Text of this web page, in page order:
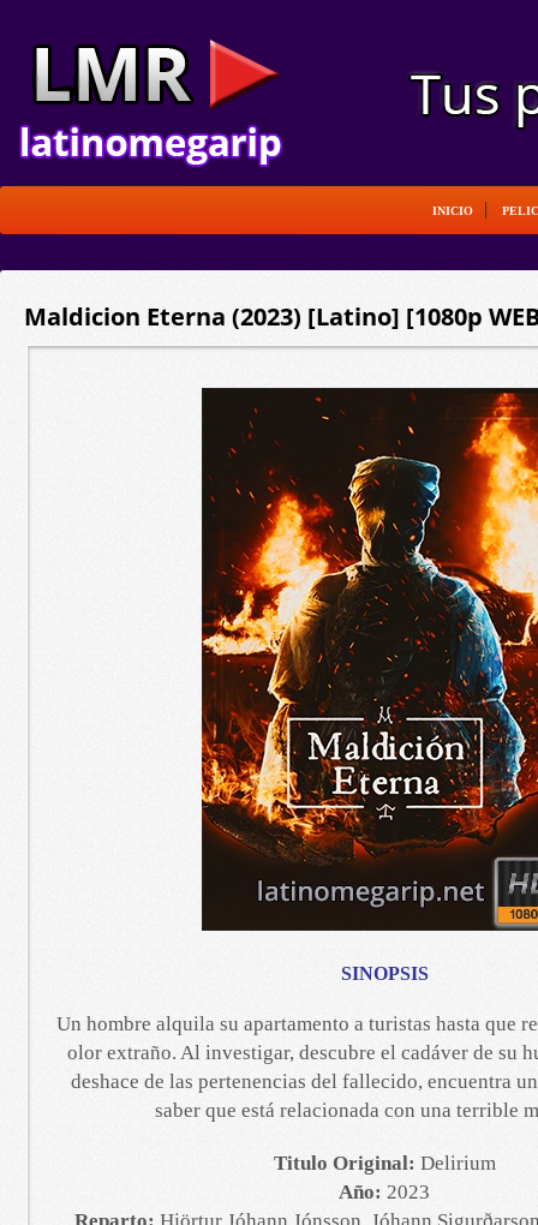
INICIO
Maldicion Eterna (2023) [Latino] [1080p
SINOPSIS
Un hombre alquila su apartamento a turistas hasta que
olor extraño. Al investigar, descubre el cadáver de su
deshace de las pertenencias del fallecido, encuentra
saber que está relacionada con una terrible
Titulo Original: Delirium
Año: 2023